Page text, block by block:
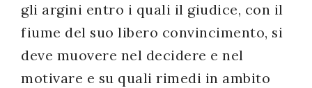
gli argini entro i quali il giudice, con il
fiume del suo libero convincimento, si
deve muovere nel decidere e nel
motivare e su quali rimedi in ambito